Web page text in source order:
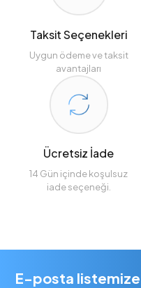
Taksit Seçenekleri
Uygun ödeme ve taksit
avantajları
Ücretsiz İade
14 Gün içinde koşulsuz
iade seçeneği.
E-posta